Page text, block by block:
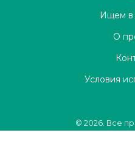
Ищем в
О
Условия
© 2026. Все